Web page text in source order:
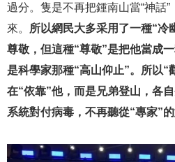
過分。隻是不再把鍾南山當“神話”
來。
所以網民大多采用了一種“冷
尊敬，但這種“尊敬”是把他當成
是科學家那種“高山仰止”。所以“
在“依靠”他，而是兄弟登山，各
系統對付病毒，不再聽從“專家”的